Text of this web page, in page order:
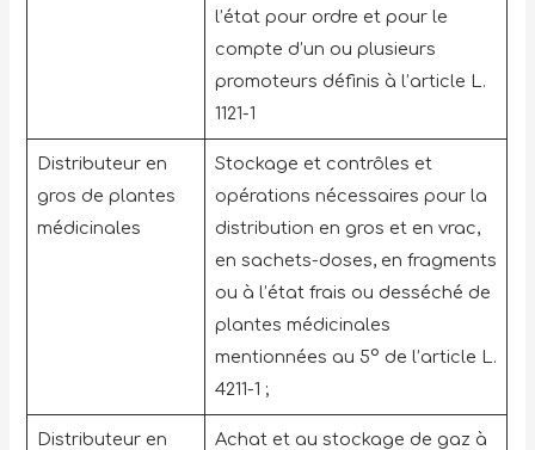
l’état pour ordre et pour le
compte d’un ou plusieurs
promoteurs définis à l’article L.
1121-1
Distributeur en
gros de plantes
médicinales
Stockage et contrôles et
opérations nécessaires pour la
distribution en gros et en vrac,
en sachets-doses, en fragments
ou à l’état frais ou desséché de
plantes médicinales
mentionnées au 5° de l’article L.
4211-1 ;
Distributeur en
Achat et au stockage de gaz à